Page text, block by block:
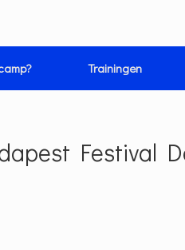
Trainingen
Festival